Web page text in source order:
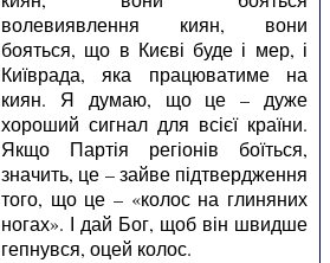
волевиявлення киян, вони
бояться, що в Києві буде і мер, і
Київрада, яка працюватиме на
киян. Я думаю, що це – дуже
хороший сигнал для всієї країни.
Якщо Партія регіонів боїться,
значить, це – зайве підтвердження
того, що це – «колос на глиняних
ногах». І дай Бог, щоб він швидше
гепнувся, оцей колос.